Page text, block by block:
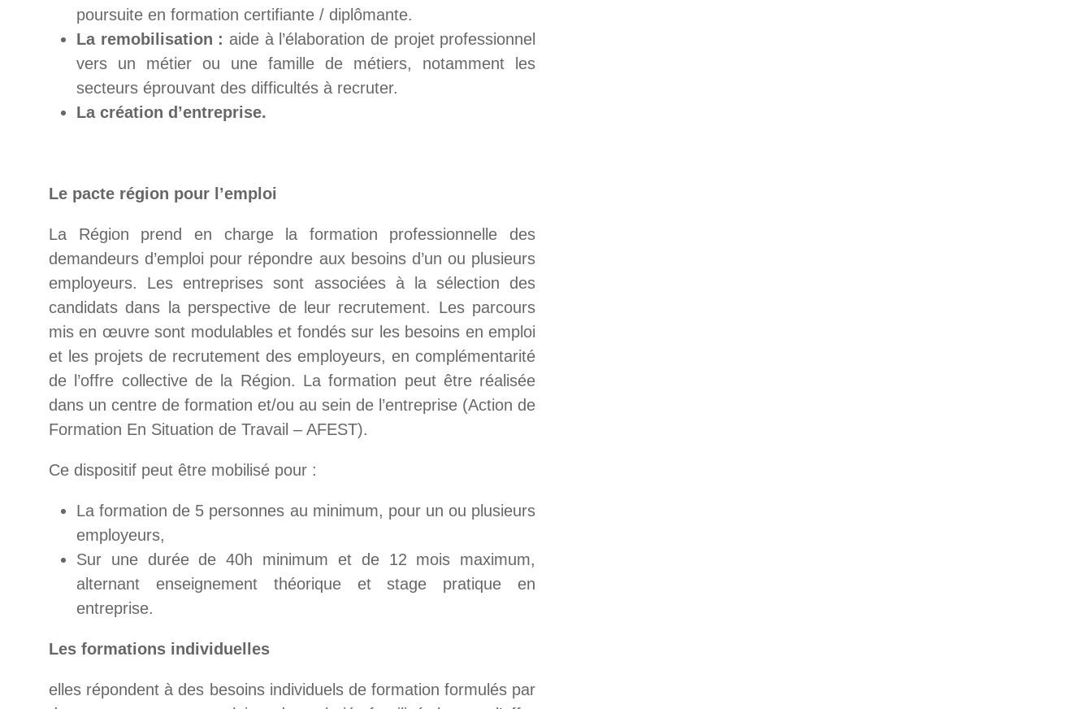
poursuite en formation certifiante / diplômante.
La remobilisation : aide à l’élaboration de projet professionnel
vers un métier ou une famille de métiers, notamment les
secteurs éprouvant des difficultés à recruter.
La création d’entreprise.
Le pacte région pour l’emploi
La Région prend en charge la formation professionnelle des
demandeurs d’emploi pour répondre aux besoins d’un ou plusieurs
employeurs. Les entreprises sont associées à la sélection des
candidats dans la perspective de leur recrutement. Les parcours
mis en œuvre sont modulables et fondés sur les besoins en emploi
et les projets de recrutement des employeurs, en complémentarité
de l’offre collective de la Région. La formation peut être réalisée
dans un centre de formation et/ou au sein de l’entreprise (Action de
Formation En Situation de Travail – AFEST).
Ce dispositif peut être mobilisé pour :
La formation de 5 personnes au minimum, pour un ou plusieurs
employeurs,
Sur une durée de 40h minimum et de 12 mois maximum,
alternant enseignement théorique et stage pratique en
entreprise.
Les formations individuelles
elles répondent à des besoins individuels de formation formulés par